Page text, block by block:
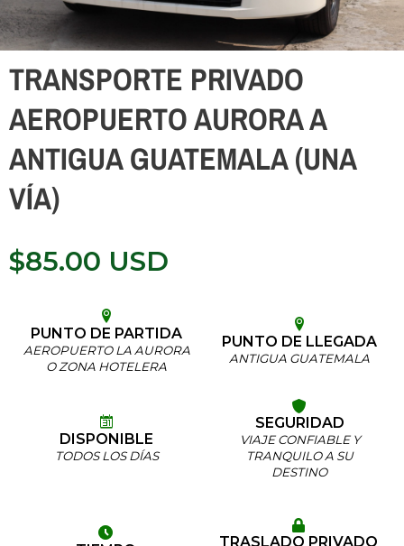
TRANSPORTE PRIVADO
AEROPUERTO AURORA A
ANTIGUA GUATEMALA (UNA
VÍA)
$85.00 USD
PUNTO DE PARTIDA
AEROPUERTO LA AURORA
O ZONA HOTELERA
PUNTO DE LLEGADA
ANTIGUA GUATEMALA
DISPONIBLE
TODOS LOS DÍAS
SEGURIDAD
VIAJE CONFIABLE Y
TRANQUILO A SU
DESTINO
TRASLADO PRIVADO